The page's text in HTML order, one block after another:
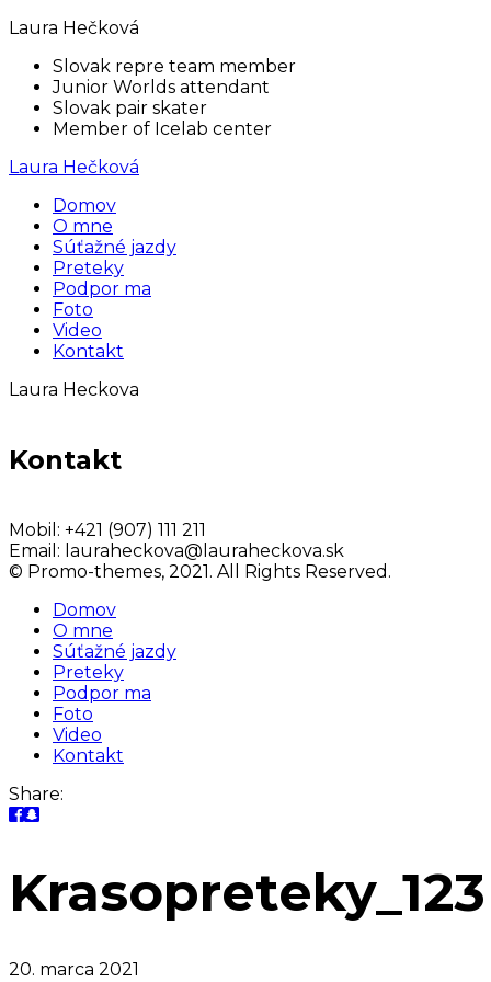
Laura Hečková
Slovak repre team member
Junior Worlds attendant
Slovak pair skater
Member of Icelab center
Laura Hečková
Domov
O mne
Súťažné jazdy
Preteky
Podpor ma
Foto
Video
Kontakt
Laura Heckova
Kontakt
Mobil: +421 (907) 111 211
Email: lauraheckova@lauraheckova.sk
© Promo-themes, 2021. All Rights Reserved.
Domov
O mne
Súťažné jazdy
Preteky
Podpor ma
Foto
Video
Kontakt
Share:
Krasopreteky_123
20. marca 2021